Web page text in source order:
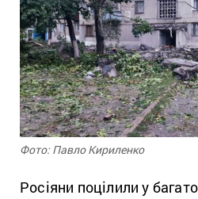
Фото: Павло Кириленко
Росіяни поцілили у